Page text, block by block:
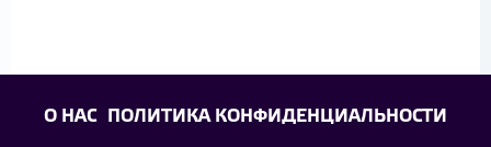
О НАС ПОЛИТИКА КОНФИДЕНЦИАЛЬНОСТИ